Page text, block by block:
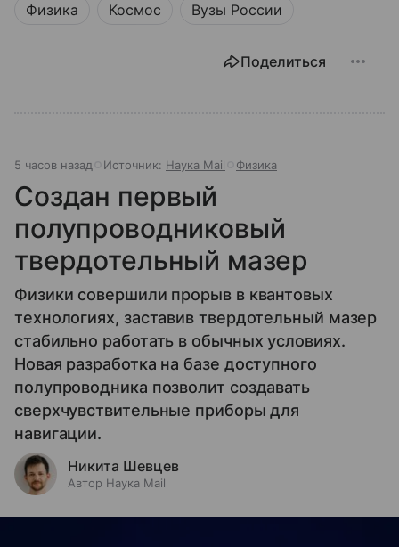
Физика Космос Вузы России
Поделиться
5 часов назад Источник: Наука Mail Физика
Создан первый
полупроводниковый
твердотельный мазер
Физики совершили прорыв в квантовых
технологиях, заставив твердотельный мазер
стабильно работать в обычных условиях.
Новая разработка на базе доступного
полупроводника позволит создавать
сверхчувствительные приборы для
навигации.
Никита Шевцев
Автор Наука Mail